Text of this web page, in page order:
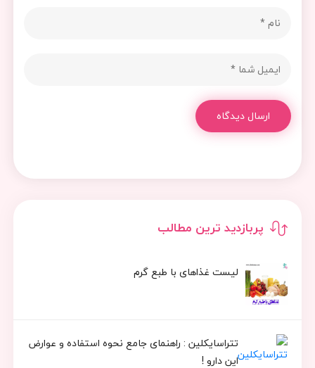
پربازدید ترین مطالب
لیست غذاهای با طبع گرم
تتراسایکلین : راهنمای جامع نحوه استفاده و عوارض
این دارو !
ارسال دیدگاه